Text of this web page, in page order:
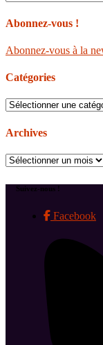
Abonnez-vous !
Abonnez-vous à la
Catégories
Catégories
Archives
Archives
Suivez-nous !
Facebook